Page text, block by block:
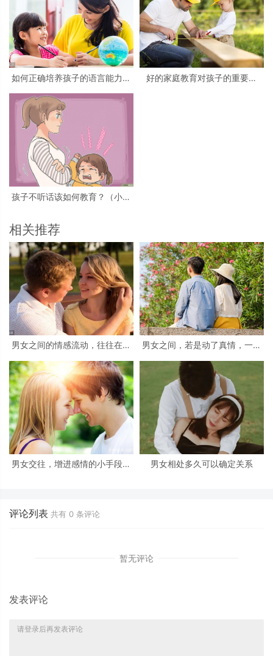
如何正确培养孩子的语言能力？
好的家庭教育对孩子的重要性
孩子不听话该如何教育？（小孩
相关推荐
男女之间的情感流动，往往在这
男女之间，若是动了真情，一般
男女交往，增进感情的小手段：
男女相处多久可以确定关系
评论列表 共有 0 条评论
暂无评论
发表评论